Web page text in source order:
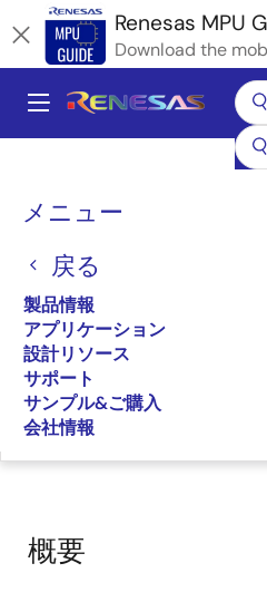
イ
ン
Renesas MPU
Download the
Main
メニュー
戻る
製品情報
アプリケーション
設計リソース
サポート
サンプル&ご購入
会社情報
パ
く
ず
マイクロコントロー
NSW 株式会社 カスタムビジョンサ
NSW 株式会社
ジョンサービス
ページセクションへ移動：
概要